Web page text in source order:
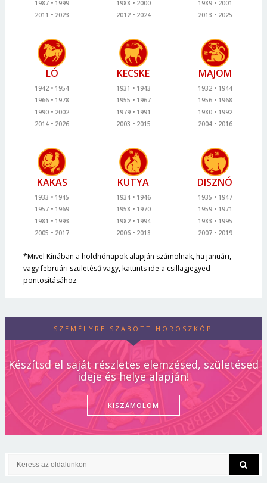
1987
1999
2011
2023
1988
2000
2012
2024
1989
2001
2013
2025
LÓ
1942
1954
1966
1978
1990
2002
2014
2026
KECSKE
1931
1943
1955
1967
1979
1991
2003
2015
MAJOM
1932
1944
1956
1968
1980
1992
2004
2016
KAKAS
1933
1945
1957
1969
1981
1993
2005
2017
KUTYA
1934
1946
1958
1970
1982
1994
2006
2018
DISZNÓ
1935
1947
1959
1971
1983
1995
2007
2019
*Mivel Kínában a holdhónapok alapján számolnak, ha januári,
vagy februári születésű vagy, kattints ide a csillagjegyed
pontosításához.
SZEMÉLYRE SZABOTT HOROSZKÓP
Készítsd el saját részletes elemzésed, születésed
ideje és helye alapján!
KISZÁMOLOM